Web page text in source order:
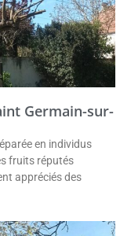
Germain-sur-
en individus
fruits réputés
appréciés des